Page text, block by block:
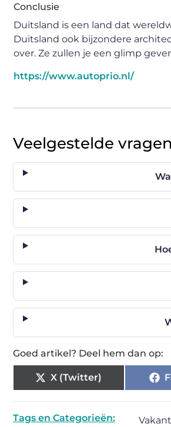
Conclusie
Duitsland is een land dat
Duitsland ook bijzondere
over. Ze zullen je een glimp
https://www.autoprio.nl/
Veelgestelde vragen
Goed artikel? Deel hem dan op:
X (Twitter)
Tags en Categorieën: